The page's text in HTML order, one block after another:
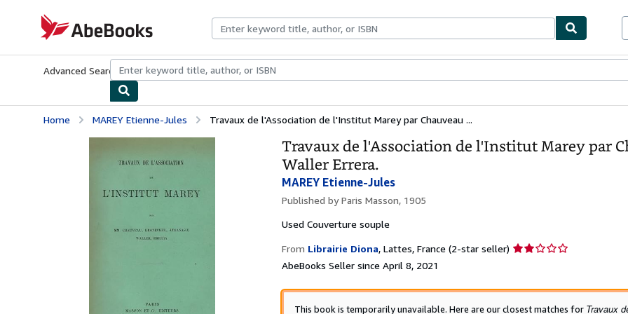
AbeBooks.com
Advanced Search Browse CollectionsRare BooksArt & Collectibles
Home MAREY Etienne-Jules Travaux de l'Association de l'Institut Marey par Chauveau ...
Travaux de l'Association de l'Institut Marey par
Waller Errera.
MAREY Etienne-Jules
Published byParis Masson, 1905
Used Couverture souple
From Librairie Diona, Lattes, France (2-star seller) Seller
out
AbeBooks Seller since April 8, 2021
This book is temporarily unavailable. Here are our closest matches for Travaux